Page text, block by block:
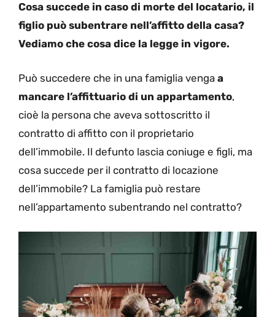
Cosa succede in caso di morte del locatario, il
figlio può subentrare nell’affitto della casa?
Vediamo che cosa dice la legge in vigore.
Può succedere che in una famiglia venga a
mancare l’affittuario di un appartamento,
cioè la persona che aveva sottoscritto il
contratto di affitto con il proprietario
dell’immobile. Il defunto lascia coniuge e figli, ma
cosa succede per il contratto di locazione
dell’immobile? La famiglia può restare
nell’appartamento subentrando nel contratto?